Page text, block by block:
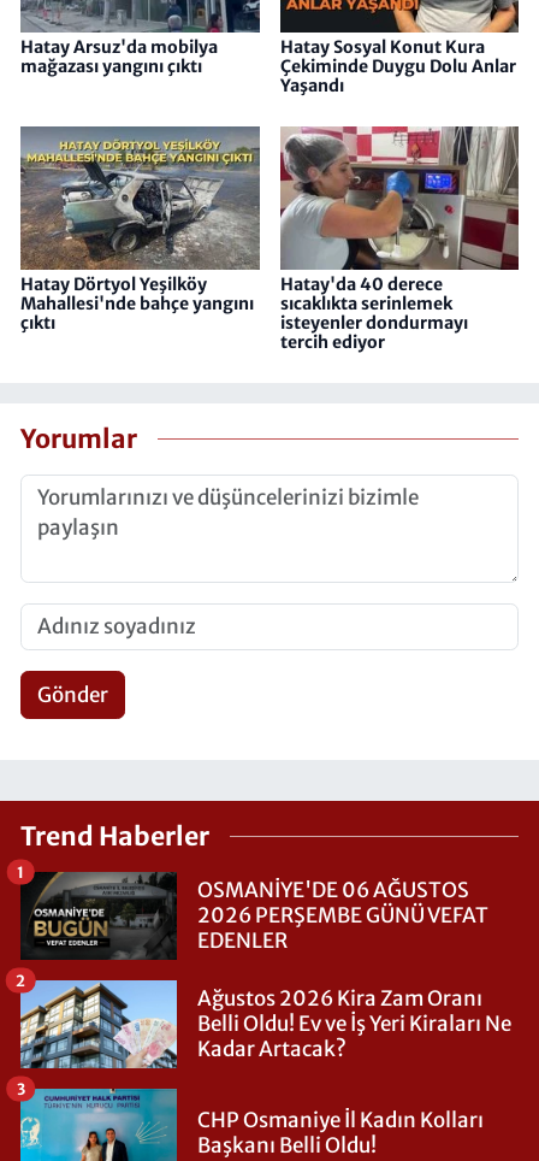
Hatay Arsuz'da mobilya
mağazası yangını çıktı
Hatay Sosyal Konut Kura
Çekiminde Duygu Dolu Anlar
Yaşandı
Hatay Dörtyol Yeşilköy
Mahallesi'nde bahçe yangını
çıktı
Hatay'da 40 derece
sıcaklıkta serinlemek
isteyenler dondurmayı
tercih ediyor
Yorumlar
Gönder
Trend Haberler
OSMANİYE'DE 06 AĞUSTOS
2026 PERŞEMBE GÜNÜ VEFAT
EDENLER
1
Ağustos 2026 Kira Zam Oranı
Belli Oldu! Ev ve İş Yeri Kiraları Ne
Kadar Artacak?
2
CHP Osmaniye İl Kadın Kolları
Başkanı Belli Oldu!
3